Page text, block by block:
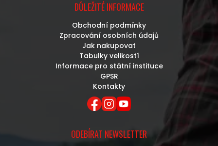
DŮLEŽITÉ INFORMACE
Obchodní podmínky
Zpracování osobních údajů
Jak nakupovat
Tabulky velikostí
Informace pro státní instituce
GPSR
Kontakty
ODEBÍRAT NEWSLETTER